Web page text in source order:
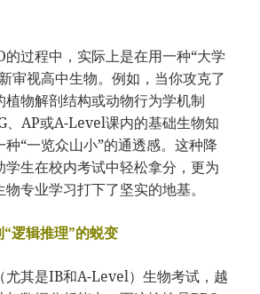
的过程中，实际上是在用一种“大学
审视高中生物。例如，当你攻克了
植物解剖结构或动物行为学机制
、AP或A-Level课内的基础生物知
“一览众山小”的通透感。这种降
学生在校内考试中轻松拿分，更为
专业学习打下了坚实的地基。
逻辑推理”的蜕变
尤其是IB和A-Level）生物考试，越